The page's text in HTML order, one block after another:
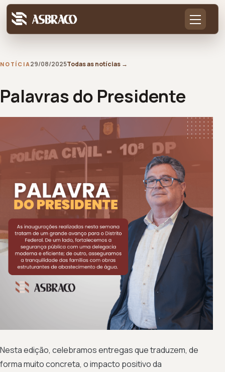
NOTÍCIA29/08/2025Todas as notícias →
Palavras do Presidente
Nesta edição, celebramos entregas que traduzem, de
forma muito concreta, o impacto positivo da